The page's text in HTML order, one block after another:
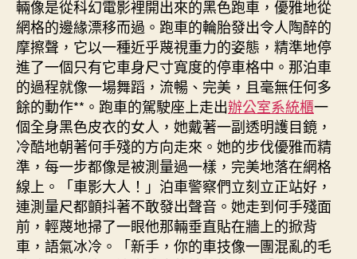
輛像是從科幻電影裡開出來的黑色跑車，優雅地從
網格的邊緣漂移而過。跑車的輪胎發出令人陶醉的
摩擦聲，它以一種近乎蔑視重力的姿態，精準地停
進了一個只有它車身尺寸寬度的停車格中。那泊車
的過程就像一場舞蹈，流暢、完美，且毫無任何多
餘的動作**。跑車的駕駛座上走出辦公室系統櫃一
個全身黑色皮衣的女人，她戴著一副透明護目鏡，
冷酷地朝著何手殘的方向走來。她的步伐優雅而精
準，每一步都像是被測量過一樣，完美地落在網格
線上。「車影大人！」泊車警察們立刻立正站好，
連測量尺都顫抖著不敢發出聲音。她走到何手殘面
前，輕蔑地掃了一眼他那輛垂直貼在牆上的掀背
車，語氣冰冷。「新手，你的車技像一團混亂的毛